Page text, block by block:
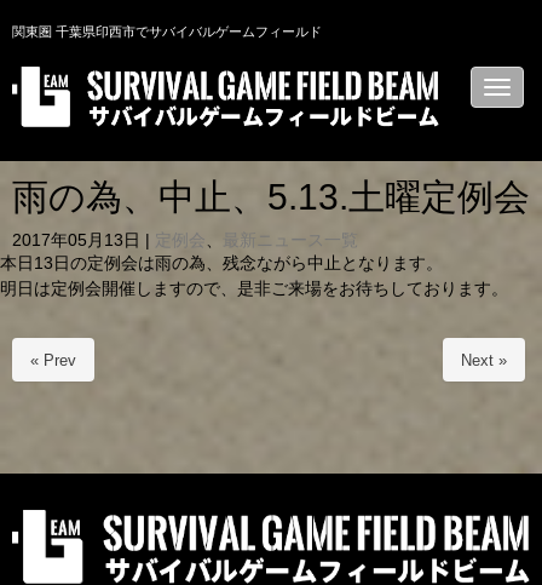
関東圏 千葉県印西市でサバイバルゲームフィールド
N
a
g
t
雨の為、中止、5.13.土曜定例会
2017年05月13日 定例会、
最新ニュース一覧
本日13日の定例会は雨の為、残念ながら中止となります。
明日は定例会開催しますので、是非ご来場をお待ちしております。
« Prev Next »